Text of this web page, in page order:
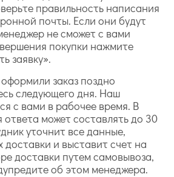
правильность написания
почты. Если они будут
не сможет с вами
покупки нажмите
заявку».
заказ поздно
следующего дня. Наш
с вами в рабочее время. В
может составлять до 30
уточнит все данные,
и выставит счет на
доставки путем самовывоза,
об этом менеджера.